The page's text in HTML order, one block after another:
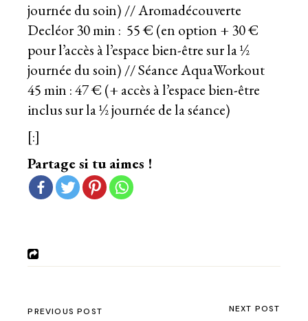
journée du soin) // Aromadécouverte
Decléor 30 min : 55 € (en option + 30 €
pour l’accès à l’espace bien-être sur la ½
journée du soin) // Séance AquaWorkout
45 min : 47 € (+ accès à l’espace bien-être
inclus sur la ½ journée de la séance)
[:]
Partage si tu aimes !
PREVIOUS POST NEXT POST